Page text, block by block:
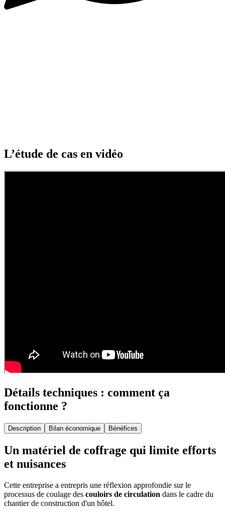
L’étude de cas en vidéo
Détails techniques : comment ça
fonctionne ?
Description Bilan économique Bénéfices
Un matériel de coffrage qui limite efforts
et nuisances
Cette entreprise a entrepris une réflexion approfondie sur le
processus de coulage des couloirs de circulation dans le cadre du
chantier de construction d'un hôtel.